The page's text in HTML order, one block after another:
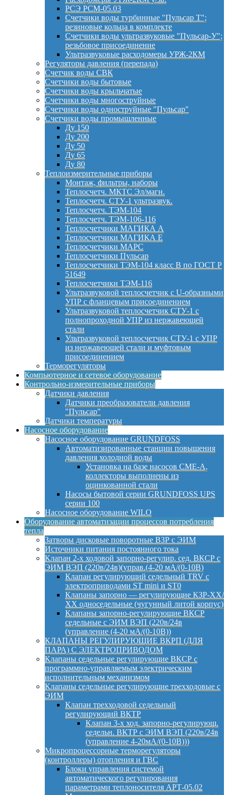
РСЭ РСМ-05.03
Счетчики воды турбинные "Пульсар Т";
резиновые кольца в комплекте
Счетчики воды ультразвуковые "Пульсар-У";
резьбовое присоединение
Ультразвуковые расходомеры УРЖ-2КМ
Регуляторы давления (перепада)
Счетчик воды СВК
Счетчики воды бытовые
Счетчики воды крыльчатые
Счетчики воды многоструйные
Счетчики воды одноструйные "Пульсар"
Счетчики воды промышленные
Ду 150
Ду 200
Ду 50
Ду 65
Ду 80
Теплоизмерительные приборы
Монтаж, фильтры, наборы
Теплосчетч. МКТС Эл/магн.
Теплосчетч. СТУ-1 ультразвук.
Теплосчетч. ТЭМ-104
Теплосчетч. ТЭМ-106-116
Теплосчетчики МАГИКА А
Теплосчетчики МАГИКА Е
Теплосчетчики МАРС
Теплосчетчики Пульсар
Теплосчетчики ТЭМ-104 класс B по ГОСТ Р
51649
Теплосчетчики ТЭМ-116
Ультразвуковой теплосчетчик с U-образными
УПР с фланцевым присоединением
Ультразвуковой теплосчетчик СТУ-1 с
полнопроходной УПР из нержавеющей
стали
Ультразвуковой теплосчетчик СТУ-1 с УПР
из нержавеющей стали и муфтовым
присоединением
Терморегуляторы
Компьютерное и сетевое оборудование
Контрольно-измерительные приборы
Датчики давления
Датчики преобразователи давления
"Пульсар"
Датчики температуры
Насосное оборудование
Насосное оборудование GRUNDFOSS
Автоматизированные станции повышения
давления холодной воды
Установка на базе насосов CME-A,
коллекторы выполнены из
оцинкованной стали
Насосы бытовой серии GRUNDFOSS UPS
серии 100
Насосное оборудование WILO
Оборудование автоматизации процессов потребления
тепла
Затворы дисковые поворотные ВЗР с ЭИМ
Источники питания постоянного тока
Клапан 2-х ходовой запорно-регулир. сед. ВКСР с
ЭИМ ВЭП (220в/24в)(управ.(4-20 мА/(0-10В)
Клапан регулирующий седельный TRV с
электроприводами ST mini и ST0
Клапаны запорно — регулирующие КЗР-ХХ/
ХХ односедельные (чугунный литой корпус)
Клапаны запорно-регулирующие ВКСР
седельные с ЭИМ ВЭП (220в/24в
(управление (4-20 мА/(0-10В))
КЛАПАНЫ РЕГУЛИРУЮЩИЕ ВКРП (ДЛЯ
ПАРА) С ЭЛЕКТРОПРИВОДОМ
Клапаны седельные регулирующие ВКСР с
программно-управляемым электрическим
исполнительным механизмом
Клапаны седельные регулирующие трехходовые с
ЭИМ
Клапан трехходовой седельный
регулирующий ВКТР
Клапан 3-х ход. запорно-регулирующ.
седельн. ВКТР с ЭИМ ВЭП (220в/24в
(управление 4-20мА/(0-10В)))
Микропроцессорные терморегуляторы
(контроллеры) отопления и ГВС
Блоки управления системой
автоматического регулирования
параметрами теплоносителя АРТ-05.02